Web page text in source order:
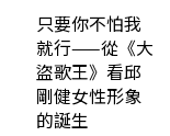
只要你不怕我
就行——從《大
盜歌王》看邱
剛健女性形象
的誕生